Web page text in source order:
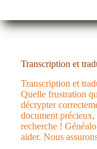
Transcription et
Transcription et
Quelle frustration
décrypter
document précieux,
recherche !
aider. Nous